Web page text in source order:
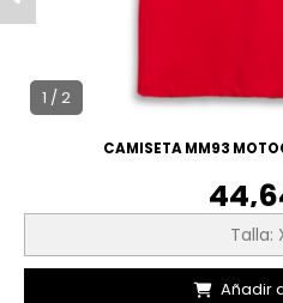
1 / 2
CAMISETA MM93
Talla:
Añadir